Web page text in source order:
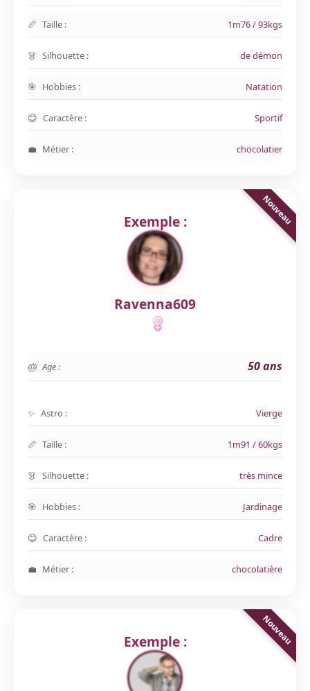
Taille : 1m76 / 93kgs
Silhouette : de démon
Hobbies : Natation
Caractère : Sportif
Métier : chocolatier
Exemple :
Ravenna609
Age : 50 ans
Astro : Vierge
Taille : 1m91 / 60kgs
Silhouette : très mince
Hobbies : Jardinage
Caractère : Cadre
Métier : chocolatière
Exemple :